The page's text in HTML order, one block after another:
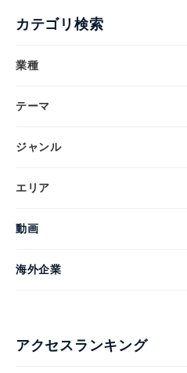
カテゴリ検索
業種
テーマ
ジャンル
エリア
動画
海外企業
アクセスランキング